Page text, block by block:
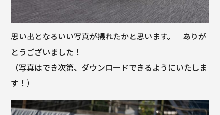
思い出となるいい写真が撮れたかと思います。 ありが
とうございました！
（写真はでき次第、ダウンロードできるようにいたしま
す！）